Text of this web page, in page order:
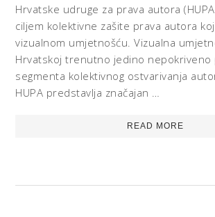
Hrvatske udruge za prava autora
ciljem kolektivne zašite prava autora
vizualnom umjetnošću. Vizualna
Hrvatskoj trenutno jedino nepokriveno
segmenta kolektivnog ostvarivanja
HUPA predstavlja značajan …
READ MORE